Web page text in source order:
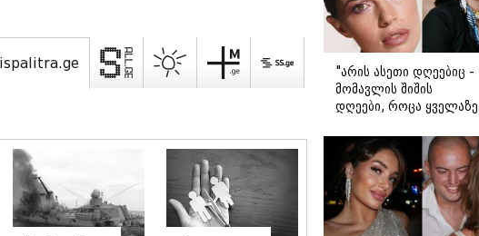
"არის ასეთი დღეებიც -
მომავლის შიშის
დღეები, როცა ყველაზე
- ირინა ონაშვილის
წერილი